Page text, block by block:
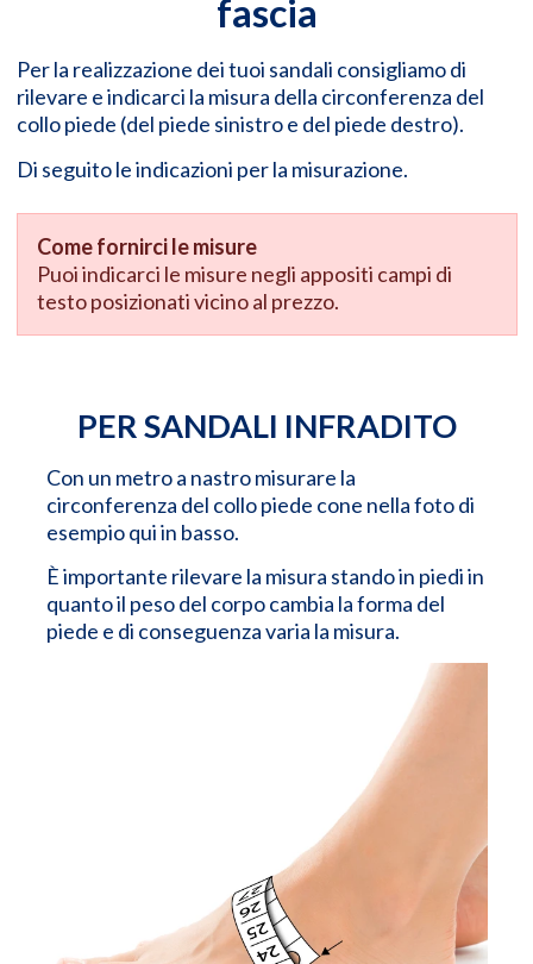
fascia
Per la realizzazione dei tuoi sandali consigliamo di
rilevare e indicarci la misura della circonferenza del
collo piede (del piede sinistro e del piede destro).
Di seguito le indicazioni per la misurazione.
Come fornirci le misure
Puoi indicarci le misure negli appositi campi di
testo posizionati vicino al prezzo.
PER SANDALI INFRADITO
Con un metro a nastro misurare la
circonferenza del collo piede cone nella foto di
esempio qui in basso.
È importante rilevare la misura stando in piedi in
quanto il peso del corpo cambia la forma del
piede e di conseguenza varia la misura.